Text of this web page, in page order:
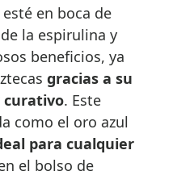
la espirulina y
beneficios, ya
gracias a su
curativo. Este
como el oro azul
para cualquier
el bolso de